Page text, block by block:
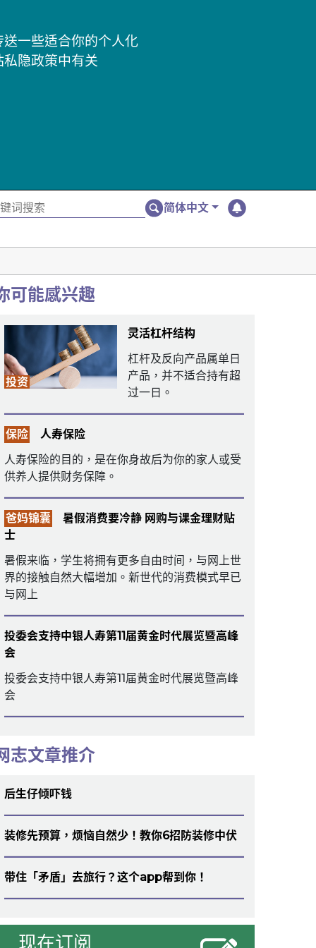
一些适合你的个人化
隐政策中有关
简体中文
可能感兴趣
投资
灵活杠杆结构
杠杆及反向产品属单日
产品，并不适合持有超
过一日。
保险
人寿保险
人寿保险的目的，是在你身故后为你的家人或受
供养人提供财务保障。
爸妈锦囊
暑假消费要冷静 网购与课金理财贴
士
暑假来临，学生将拥有更多自由时间，与网上世
界的接触自然大幅增加。新世代的消费模式早已
与网上
投委会支持中银人寿第11届黄金时代展览暨高峰
会
投委会支持中银人寿第11届黄金时代展览暨高峰
会
志文章推介
后生仔倾吓钱
装修先预算，烦恼自然少！教你6招防装修中伏
带住「矛盾」去旅行？这个app帮到你！
现在订阅